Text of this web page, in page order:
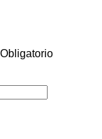
Obligatorio